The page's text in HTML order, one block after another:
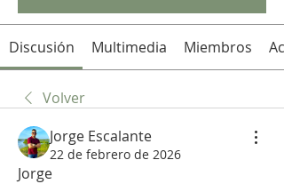
Discusión Multimedia Miembros
Volver
Jorge Escalante
22 de febrero de 2026
Jorge